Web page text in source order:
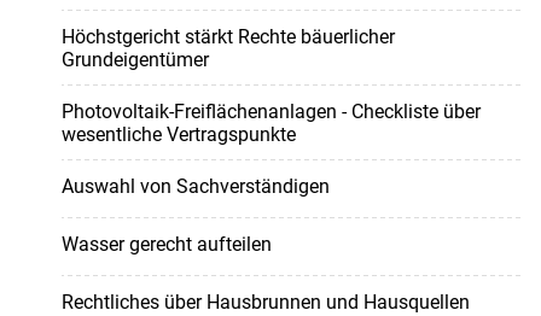
Höchstgericht stärkt Rechte bäuerlicher
Grundeigentümer
Photovoltaik-Freiflächenanlagen - Checkliste über
wesentliche Vertragspunkte
Auswahl von Sachverständigen
Wasser gerecht aufteilen
Rechtliches über Hausbrunnen und Hausquellen